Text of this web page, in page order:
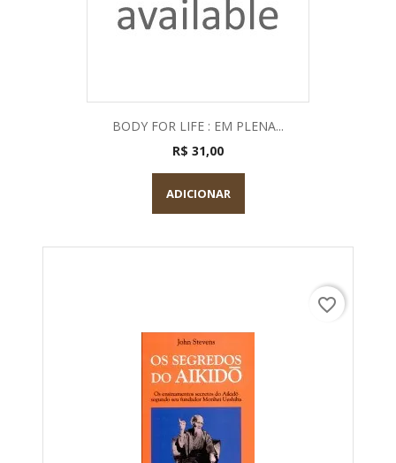
BODY FOR LIFE : EM PLENA...
R$ 31,00
ADICIONAR
favorite_border